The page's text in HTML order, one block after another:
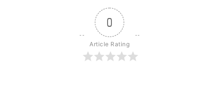
0
Article Rating